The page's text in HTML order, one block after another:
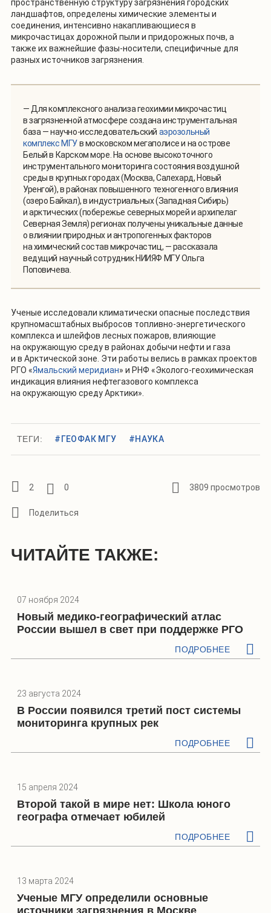
пространственную структуру загрязнения городских
ландшафтов, определены химические элементы и
соединения, интенсивно накапливающиеся в
микрочастицах дорожной пыли и придорожных почв, а
также их важнейшие фазы-носители, специфичные для
разных источников загрязнения.
— Для комплексного анализа геохимии микрочастиц
в загрязненной атмосфере создана инструментальная
база — научно-исследовательский аэрозольный
комплекс МГУв московском мегаполисе и на острове
Белый в Карском море. На основе высокоточного
инструментального мониторинга состояния воздушной
среды в крупных городах (Москва, Салехард, Новый
Уренгой), в районах повышенного техногенного влияния
(озеро Байкал), в индустриальных (Западная Сибирь)
и арктических (побережье северных морей и архипелаг
Северная Земля) регионах получены уникальные данные
о влиянии природных и антропогенных факторов
на химический состав микрочастиц, — рассказала
ведущий научный сотрудник НИИЯФ МГУ Ольга
Поповичева.
Ученые исследовали климатически опасные последствия
крупномасштабных выбросов топливно-энергетического
комплекса и шлейфов лесных пожаров, влияющие
на окружающую среду в районах добычи нефти и газа
и в Арктической зоне. Эти работы велись в рамках проектов
РГО «Ямальский меридиан» и РНФ «Эколого-геохимическая
индикация влияния нефтегазового комплекса
на окружающую среду Арктики».
ТЕГИ: #ГЕОФАК МГУ #НАУКА
2 0 3809 просмотров
ЧИТАЙТЕ ТАКЖЕ:
07 ноября 2024
Новый медико-географический атлас
России вышел в свет при поддержке РГО
ПОДРОБНЕЕ
23 августа 2024
В России появился третий пост системы
мониторинга крупных рек
ПОДРОБНЕЕ
15 апреля 2024
Второй такой в мире нет: Школа юного
географа отмечает юбилей
ПОДРОБНЕЕ
13 марта 2024
Ученые МГУ определили основные